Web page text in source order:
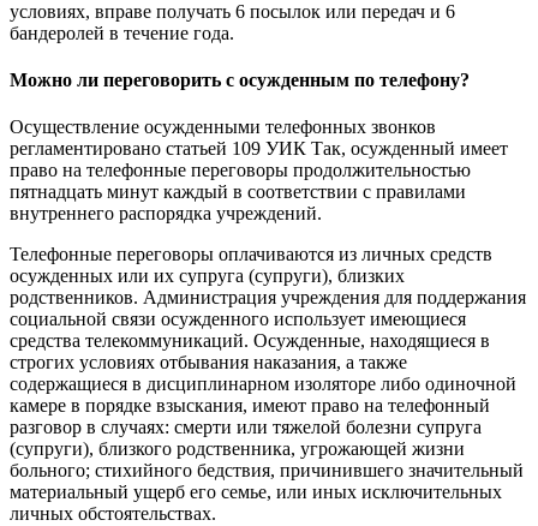
условиях, вправе получать 6 посылок или передач и 6
бандеролей в течение года.
Можно ли переговорить с осужденным по телефону?
Осуществление осужденными телефонных звонков
регламентировано статьей 109 УИК Так, осужденный имеет
право на телефонные переговоры продолжительностью
пятнадцать минут каждый в соответствии с правилами
внутреннего распорядка учреждений.
Телефонные переговоры оплачиваются из личных средств
осужденных или их супруга (супруги), близких
родственников. Администрация учреждения для поддержания
социальной связи осужденного использует имеющиеся
средства телекоммуникаций. Осужденные, находящиеся в
строгих условиях отбывания наказания, а также
содержащиеся в дисциплинарном изоляторе либо одиночной
камере в порядке взыскания, имеют право на телефонный
разговор в случаях: смерти или тяжелой болезни супруга
(супруги), близкого родственника, угрожающей жизни
больного; стихийного бедствия, причинившего значительный
материальный ущерб его семье, или иных исключительных
личных обстоятельствах.